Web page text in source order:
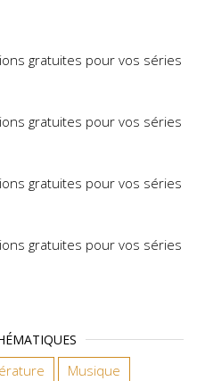
gratuites pour vos séries
gratuites pour vos séries
gratuites pour vos séries
gratuites pour vos séries
Musique